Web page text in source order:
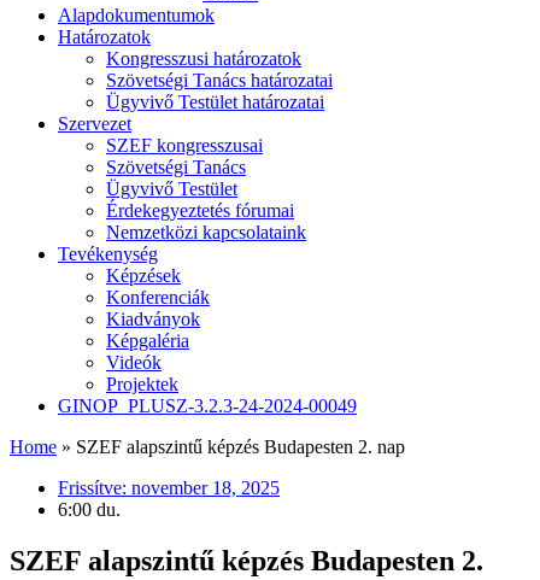
Alapdokumentumok
Határozatok
Kongresszusi határozatok
Szövetségi Tanács határozatai
Ügyvivő Testület határozatai
Szervezet
SZEF kongresszusai
Szövetségi Tanács
Ügyvivő Testület
Érdekegyeztetés fórumai
Nemzetközi kapcsolataink
Tevékenység
Képzések
Konferenciák
Kiadványok
Képgaléria
Videók
Projektek
GINOP_PLUSZ-3.2.3-24-2024-00049
Home » SZEF alapszintű képzés Budapesten 2. nap
Frissítve: november 18, 2025
6:00 du.
SZEF alapszintű képzés Budapesten 2.